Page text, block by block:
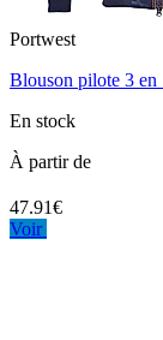
Portwest
Blouson pilote 3
En stock
À partir de
47.91€
Voir